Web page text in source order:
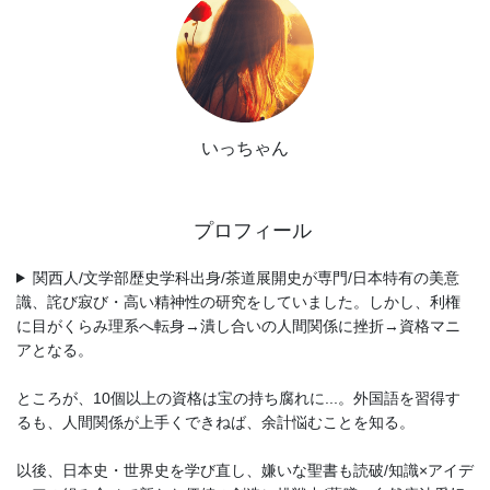
いっちゃん
プロフィール
関西人/文学部歴史学科出身/茶道展開史が専門/日本特有の美意
識、詫び寂び・高い精神性の研究をしていました。しかし、利権
に目がくらみ理系へ転身→潰し合いの人間関係に挫折→資格マニ
アとなる。
ところが、10個以上の資格は宝の持ち腐れに...。外国語を習得す
るも、人間関係が上手くできねば、余計悩むことを知る。
以後、日本史・世界史を学び直し、嫌いな聖書も読破/知識×アイデ